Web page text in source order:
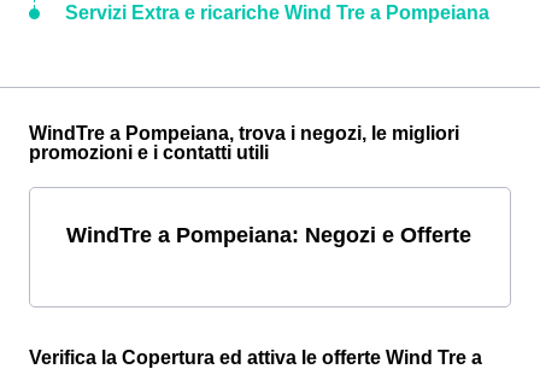
Servizi Extra e ricariche Wind Tre a Pompeiana
WindTre a Pompeiana, trova i negozi, le migliori
promozioni e i contatti utili
WindTre a Pompeiana: Negozi e Offerte
Verifica la Copertura ed attiva le offerte Wind Tre a